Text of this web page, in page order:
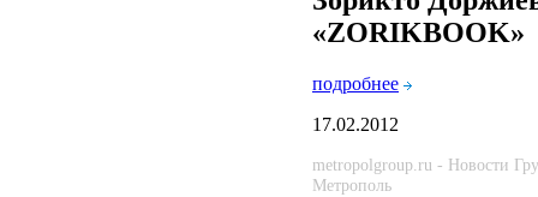
«ZORIKBOOK»
подробнее
17.02.2012
metropolgroup.ru - Новости
Метрополь